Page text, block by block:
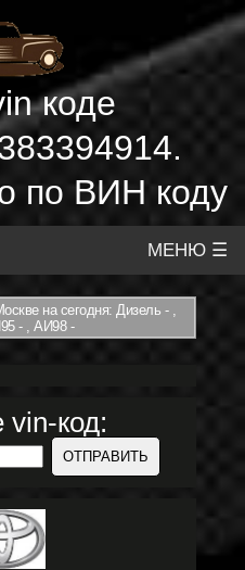
коде
по ВИН коду
МЕНЮ ☰
на сегодня: Дизель - ,
- , АИ98 -
vin-код: